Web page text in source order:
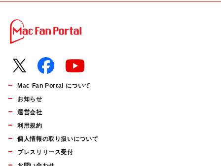
Mac Fan Portal について
お知らせ
運営会社
利用規約
個人情報の取り扱いについて
プレスリリース受付